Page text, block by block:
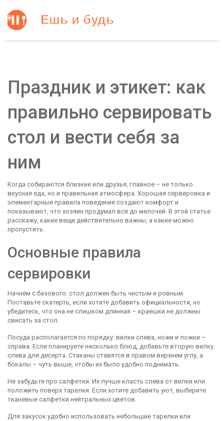
Праздник и этикет: как
правильно сервировать
стол и вести себя за
ним
Когда собираются близкие или друзья, главное – не только
вкусная еда, но и правильная атмосфера. Хорошая сервировка и
элементарные правила поведения создают комфорт и
показывают, что хозяин продумал всё до мелочей. В этой статье
расскажу, какие вещи действительно важны, а какие можно
пропустить.
Основные правила
сервировки
Начнём с базового: стол должен быть чистым и ровным.
Поставьте скатерть, если хотите добавить официальности, но
убедитесь, что она не слишком длинная – краешки не должны
свисать за стол.
Посуда располагается по порядку: вилки слева, ножи и ложки –
справа. Если планируете несколько блюд, добавьте вторую вилку
слева для десерта. Стаканы ставятся в правом верхнем углу, а
бокалы – чуть выше, чтобы их было удобно поднимать.
Не забудьте про салфетки. Их лучше класть слева от вилки или
положить поверх тарелки. Если хотите добавить уют, выберите
тканевые салфетки нейтральных цветов.
Для закусок удобно использовать небольшие тарелки или